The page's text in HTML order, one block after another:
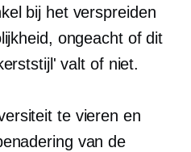
bij het verspreiden
ongeacht of dit
valt of niet.
te vieren en
van de